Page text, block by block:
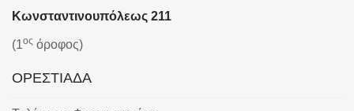
Κωνσταντινουπόλεως 211
(1ος όροφος)
ΟΡΕΣΤΙΑΔΑ